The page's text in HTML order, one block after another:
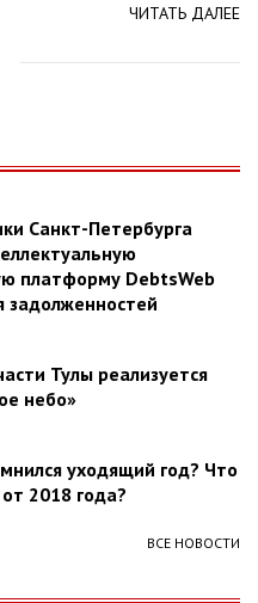
ЧИТАТЬ ДАЛЕЕ
Санкт-Петербурга
платформу DebtsWeb
задолженностей
Тулы реализуется
небо»
уходящий год? Что
2018 года?
ВСЕ НОВОСТИ